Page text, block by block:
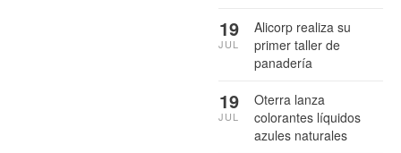
Alicorp realiza su
primer taller de
panadería
19
JUL
Oterra lanza
colorantes líquidos
azules naturales
19
JUL